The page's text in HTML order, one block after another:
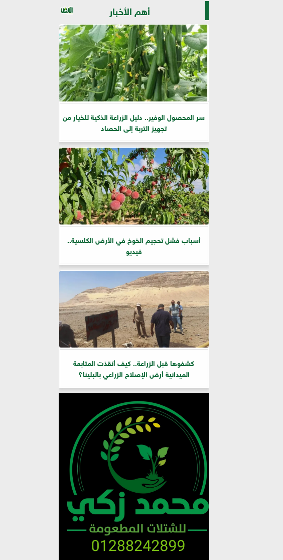
أهم الأخبار
سر المحصول الوفير.. دليل الزراعة الذكية للخيار من
تجهيز التربة إلى الحصاد
أسباب فشل تحجيم الخوخ في الأرض الكلسية..
فيديو
كشفوها قبل الزراعة.. كيف أنقذت المتابعة
الميدانية أرض الإصلاح الزراعي بالبلينا؟